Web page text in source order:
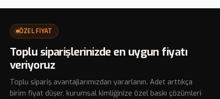
edilebilir. Her modelin hedef kitle ve kullanım
kalem masada, çantada ve iş ortamında sürekli
marka bilinci pekişir. Ostim Promosyon üretiminde
geniş baskı alanı sayesinde firma adı, telefon ve
web adresi net biçimde okunur.
ÖZEL FİYAT
Toplu siparişlerinizde en uygun fiyatı
veriyoruz
Toplu sipariş avantajlarımızdan yararlanın. Adet arttıkça
birim fiyat düşer, kurumsal kimliğinize özel baskı çözümleri